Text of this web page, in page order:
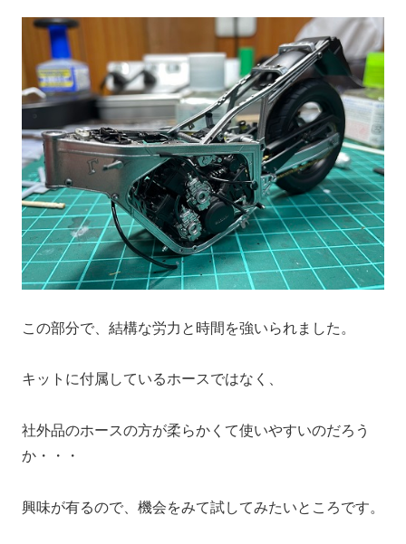
この部分で、結構な労力と時間を強いられました。
キットに付属しているホースではなく、
社外品のホースの方が柔らかくて使いやすいのだろう
か・・・
興味が有るので、機会をみて試してみたいところです。